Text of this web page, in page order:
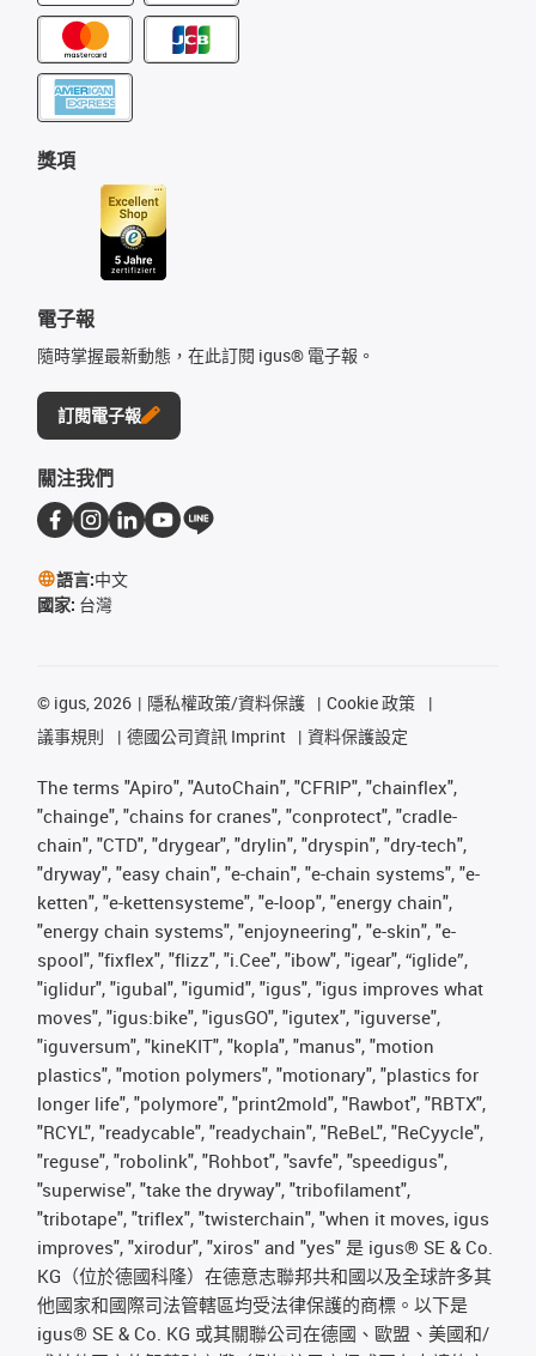
獎項
電子報
隨時掌握最新動態，在此訂閱 igus® 電子報。
訂閱電子報
關注我們
語言:中文
國家: 台灣
© igus, 2026 隱私權政策/資料保護
Cookie 政策
議事規則
德國公司資訊 Imprint 資料保護設定
The terms "Apiro", "AutoChain", "CFRIP", "chainflex",
"chainge", "chains for cranes", "conprotect", "cradle-
chain", "CTD", "drygear", "drylin", "dryspin", "dry-tech",
"dryway", "easy chain", "e-chain", "e-chain systems", "e-
ketten", "e-kettensysteme", "e-loop", "energy chain",
"energy chain systems", "enjoyneering", "e-skin", "e-
spool", "fixflex", "flizz", "i.Cee", "ibow", "igear", “iglide”,
"iglidur", "igubal", "igumid", "igus", "igus improves what
moves", "igus:bike", "igusGO", "igutex", "iguverse",
"iguversum", "kineKIT", "kopla", "manus", "motion
plastics", "motion polymers", "motionary", "plastics for
longer life", "polymore", "print2mold", "Rawbot", "RBTX",
"RCYL", "readycable", "readychain", "ReBeL", "ReCyycle",
"reguse", "robolink", "Rohbot", "savfe", "speedigus",
"superwise", "take the dryway", "tribofilament",
"tribotape", "triflex", "twisterchain", "when it moves, igus
improves", "xirodur", "xiros" and "yes" 是 igus® SE & Co.
KG（位於德國科隆）在德意志聯邦共和國以及全球許多其
他國家和國際司法管轄區均受法律保護的商標。以下是
igus® SE & Co. KG 或其關聯公司在德國、歐盟、美國和/